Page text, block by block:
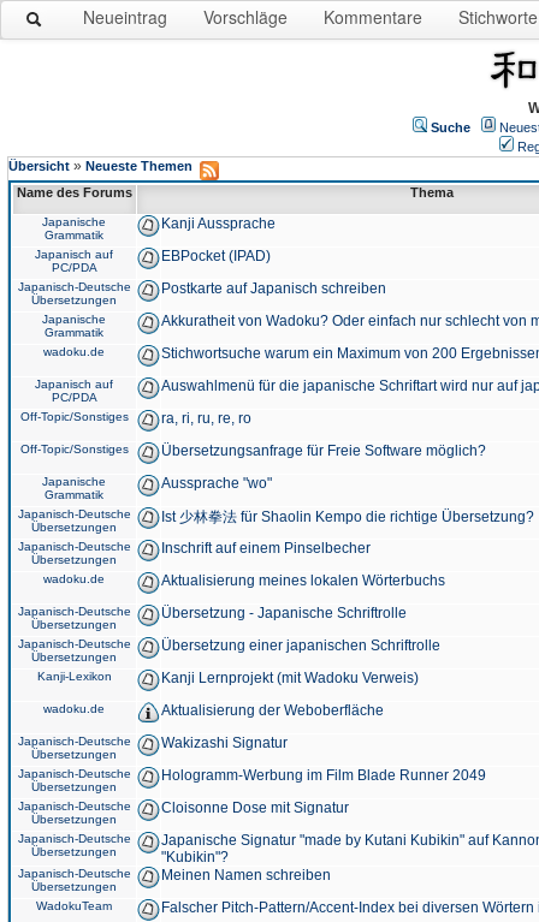
Neueintrag Vorschläge Kommentare Stichworte
Suche
Übersicht » Neueste Themen
Name des Forums
Thema
Japanische
Grammatik
Kanji Aussprache
Japanisch auf
PC/PDA
EBPocket (IPAD)
Japanisch-Deutsche
Übersetzungen
Postkarte auf Japanisch schreiben
Japanische
Grammatik
Akkuratheit von Wadoku? Oder einfach nur schlecht von
wadoku.de Stichwortsuche warum ein Maximum von 200
Japanisch auf
PC/PDA
Auswahlmenü für die japanische Schriftart wird nur auf
Off-Topic/Sonstiges ra, ri, ru, re, ro
Off-Topic/Sonstiges Übersetzungsanfrage für Freie Software möglich?
Japanische
Grammatik
Aussprache "wo"
Japanisch-Deutsche
Übersetzungen
Ist 少林拳法 für Shaolin Kempo die richtige Übersetzung?
Japanisch-Deutsche
Übersetzungen
Inschrift auf einem Pinselbecher
wadoku.de Aktualisierung meines lokalen Wörterbuchs
Japanisch-Deutsche
Übersetzungen
Übersetzung - Japanische Schriftrolle
Japanisch-Deutsche
Übersetzungen
Übersetzung einer japanischen Schriftrolle
Kanji-Lexikon Kanji Lernprojekt (mit Wadoku Verweis)
wadoku.de Aktualisierung der Weboberfläche
Japanisch-Deutsche
Übersetzungen
Wakizashi Signatur
Japanisch-Deutsche
Übersetzungen
Hologramm-Werbung im Film Blade Runner 2049
Japanisch-Deutsche
Übersetzungen
Cloisonne Dose mit Signatur
Japanisch-Deutsche
Übersetzungen
Japanische Signatur "made by Kutani Kubikin" auf
"Kubikin"?
Japanisch-Deutsche
Übersetzungen
Meinen Namen schreiben
WadokuTeam Falscher Pitch-Pattern/Accent-Index bei diversen